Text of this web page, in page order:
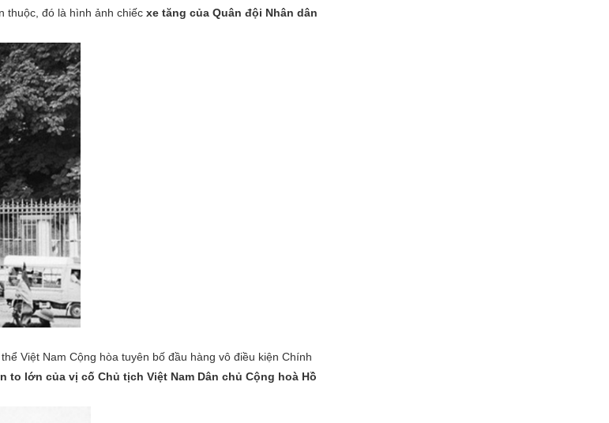
thuộc, đó là hình ảnh chiếc xe tăng của Quân đội Nhân dân
Việt Nam Cộng hòa tuyên bố đầu hàng vô điều kiện Chính
to lớn của vị cố Chủ tịch Việt Nam Dân chủ Cộng hoà Hồ